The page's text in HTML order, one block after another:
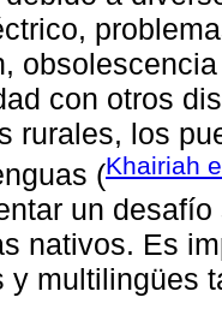
con otros
rurales, los
(Khairiah
un
nativos. Es
y multilingües